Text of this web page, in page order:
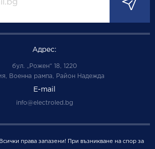
Адрес:
бул. „Рожен“ 18, 1220
Военна рампа, Район Надежда
Е-mail
info@electroled.bg
права запазени! При възникване на спор за